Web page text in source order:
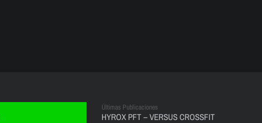
Últimas Publicaciones
HYROX PFT – VERSUS CROSSFIT